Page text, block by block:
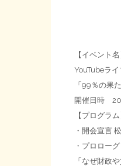
【イベント名
YouTubeライ
「99％の果
開催日時
【プログラム
・開会宣言
・プロロー
「なぜ財政